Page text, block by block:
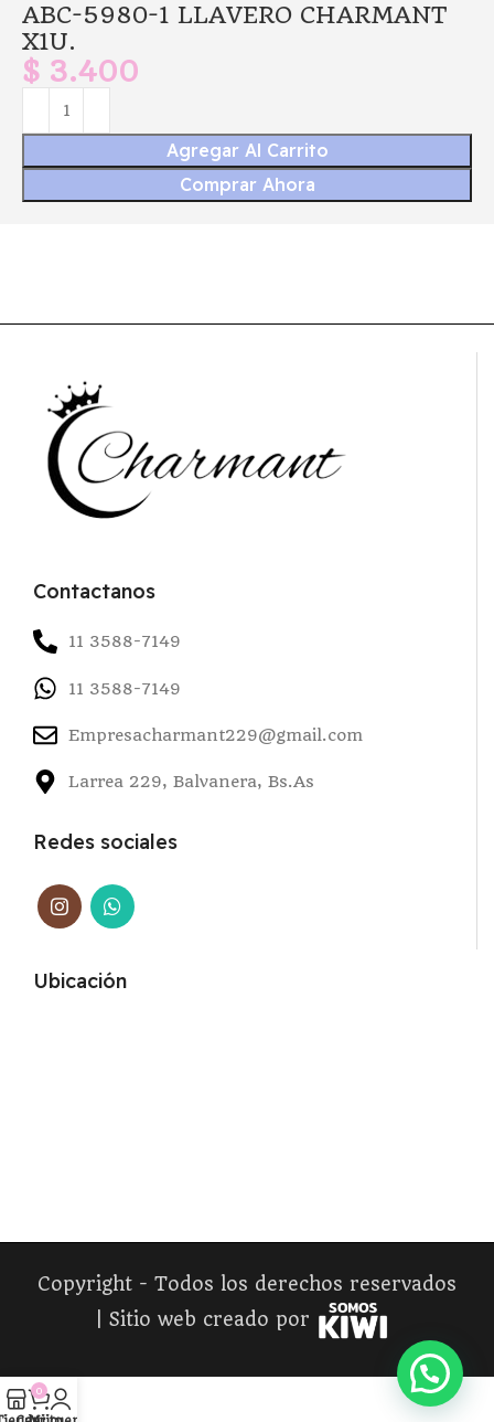
ABC-5980-1 LLAVERO CHARMANT
X1U.
$ 3.400
Agregar Al Carrito
Comprar Ahora
Contactanos
11 3588-7149
11 3588-7149
Empresacharmant229@gmail.com
Larrea 229, Balvanera, Bs.As
Redes sociales
Ubicación
Copyright - Todos los derechos reservados
| Sitio web creado por
0